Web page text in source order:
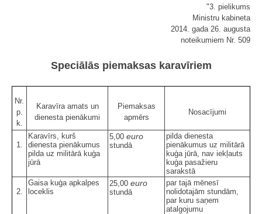
"3. pielikums
Ministru kabineta
2014. gada 26. augusta
noteikumiem Nr. 509
Speciālās piemaksas karavīriem
Nr.
p.
k.
Karavīra amats un
dienesta pienākumi
Piemaksas
apmērs
Nosacījumi
1.
Karavīrs, kurš
dienesta pienākumus
pilda uz militārā kuģa
jūrā
5,00 euro
stundā
pilda dienesta
pienākumus uz militārā
kuģa jūrā, nav iekļauts
kuģa pasažieru
sarakstā
2.
Gaisa kuģa apkalpes
loceklis
25,00 euro
stundā
par tajā mēnesī
nolidotajām stundām,
par kuru saņem
atalgojumu